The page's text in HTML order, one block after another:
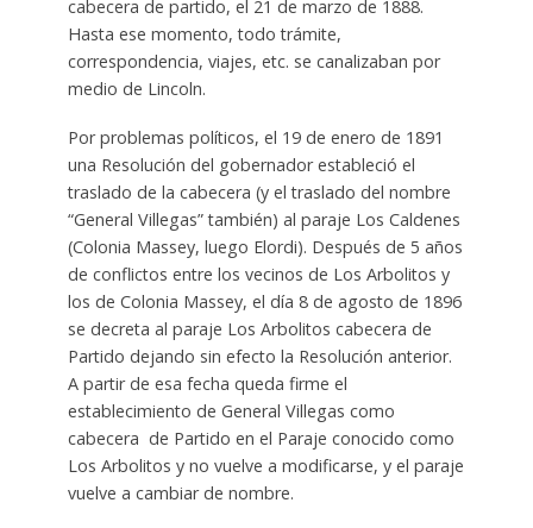
cabecera de partido, el 21 de marzo de 1888.
Hasta ese momento, todo trámite,
correspondencia, viajes, etc. se canalizaban por
medio de Lincoln.
Por problemas políticos, el 19 de enero de 1891
una Resolución del gobernador estableció el
traslado de la cabecera (y el traslado del nombre
“General Villegas” también) al paraje Los Caldenes
(Colonia Massey, luego Elordi). Después de 5 años
de conflictos entre los vecinos de Los Arbolitos y
los de Colonia Massey, el día 8 de agosto de 1896
se decreta al paraje Los Arbolitos cabecera de
Partido dejando sin efecto la Resolución anterior.
A partir de esa fecha queda firme el
establecimiento de General Villegas como
cabecera de Partido en el Paraje conocido como
Los Arbolitos y no vuelve a modificarse, y el paraje
vuelve a cambiar de nombre.